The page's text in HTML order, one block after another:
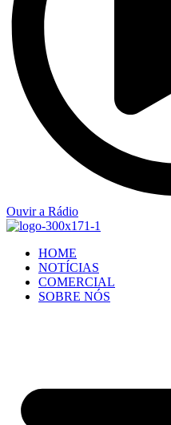
Ouvir a Rádio
HOME
NOTÍCIAS
COMERCIAL
SOBRE NÓS